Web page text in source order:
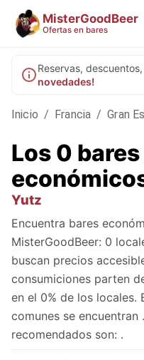
MisterGoodBeer
Ofertas en bares
Reservas,
novedades!
Inicio / Francia / Gran
Los 0
Yutz
Encuentra bares
MisterGoodBeer: 0
buscan precios
consumiciones parten
en el 0% de los locales.
comunes se encuentran
recomendados son: .